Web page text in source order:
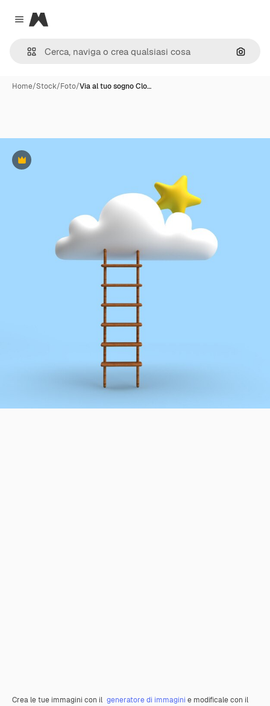
Close menu
Magnific
Cerca
Home/Stock/Foto/Via al tuo sogno Clo…
Premium
Crea le tue immagini con il generatore di immagini e modificale con il